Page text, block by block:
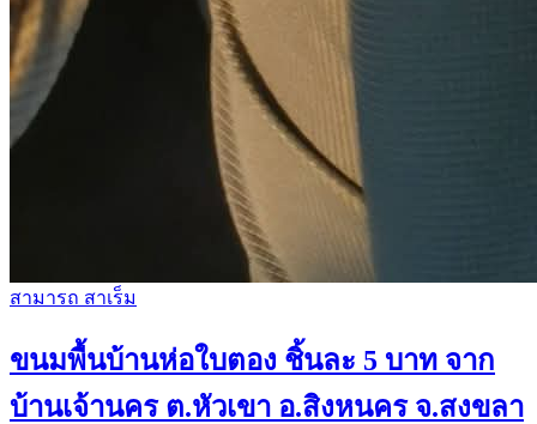
สามารถ สาเร็ม
ขนมพื้นบ้านห่อใบตอง ชิ้นละ 5 บาท จาก
บ้านเจ้านคร ต.หัวเขา อ.สิงหนคร จ.สงขลา